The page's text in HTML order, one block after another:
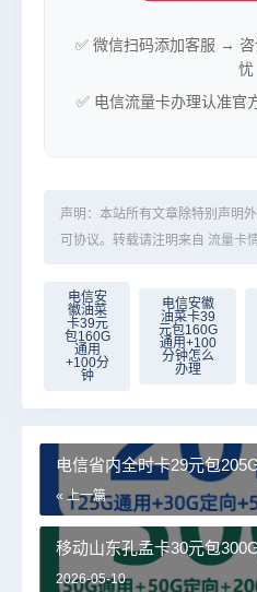
✅ 微信扫码添加客服 →
忧
✅ 电信流量卡办理认准官
声明：本站所有文章除特别声明
可协议。转载请注明来自 流量卡
电信安
徽油菜
卡39元
包160G
通用
+100分
钟
电信安徽
油菜卡39
元包160G
通用+100
分钟怎么
办理
电信省内全时卡29元包
入口
« 上一篇
移动山东孔孟卡30元包
入口
2026-05-10